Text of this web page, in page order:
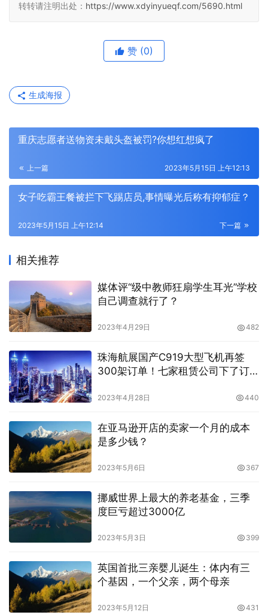
转转请注明出处： https://www.xdyinyueqf.com/5690.html
赞 (0)
生成海报
重庆志愿者送物资未戴头盔被罚?你想红想疯了
上一篇 2023年5月15日 上午12:13
女子吃霸王餐被拦下飞踢店员,事情曝光后称有抑郁症？
下一篇
2023年5月15日 上午12:14
相关推荐
媒体评“级中教师狂扇学生耳光”学校
自己调查就行了？
2023年4月29日 482
珠海航展国产C919大型飞机再签
300架订单！七家租赁公司下了订
2023年4月28日 440
在亚马逊开店的卖家一个月的成本
是多少钱？
2023年5月6日 367
挪威世界上最大的养老基金，三季
度巨亏超过3000亿
2023年5月3日 399
英国首批三亲婴儿诞生：体内有三
个基因，一个父亲，两个母亲
2023年5月12日 431